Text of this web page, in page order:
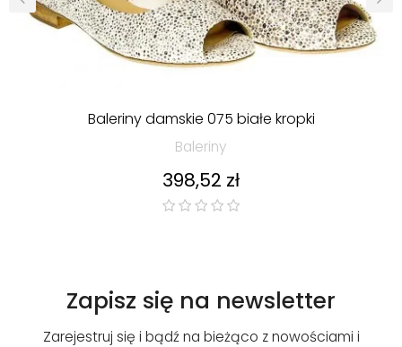
Baleriny damskie 075 białe kropki
Baleriny
Cena
398,52 zł
Zapisz się na newsletter
Zarejestruj się i bądź na bieżąco z nowościami i